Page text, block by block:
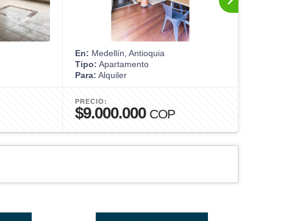
En: Medellín, Antioquia
Tipo: Apartamento
Para: Alquiler
PRECIO:
$9.000.000 COP